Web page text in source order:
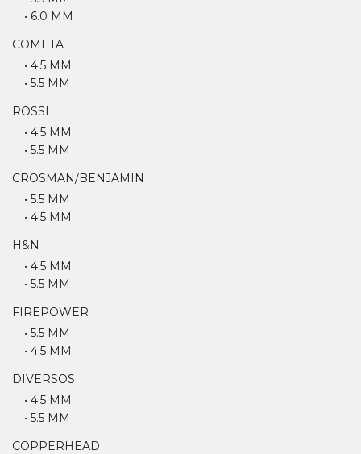
• 6.0 MM
COMETA
• 4.5 MM
• 5.5 MM
ROSSI
• 4.5 MM
• 5.5 MM
CROSMAN/BENJAMIN
• 5.5 MM
• 4.5 MM
H&N
• 4.5 MM
• 5.5 MM
FIREPOWER
• 5.5 MM
• 4.5 MM
DIVERSOS
• 4.5 MM
• 5.5 MM
COPPERHEAD